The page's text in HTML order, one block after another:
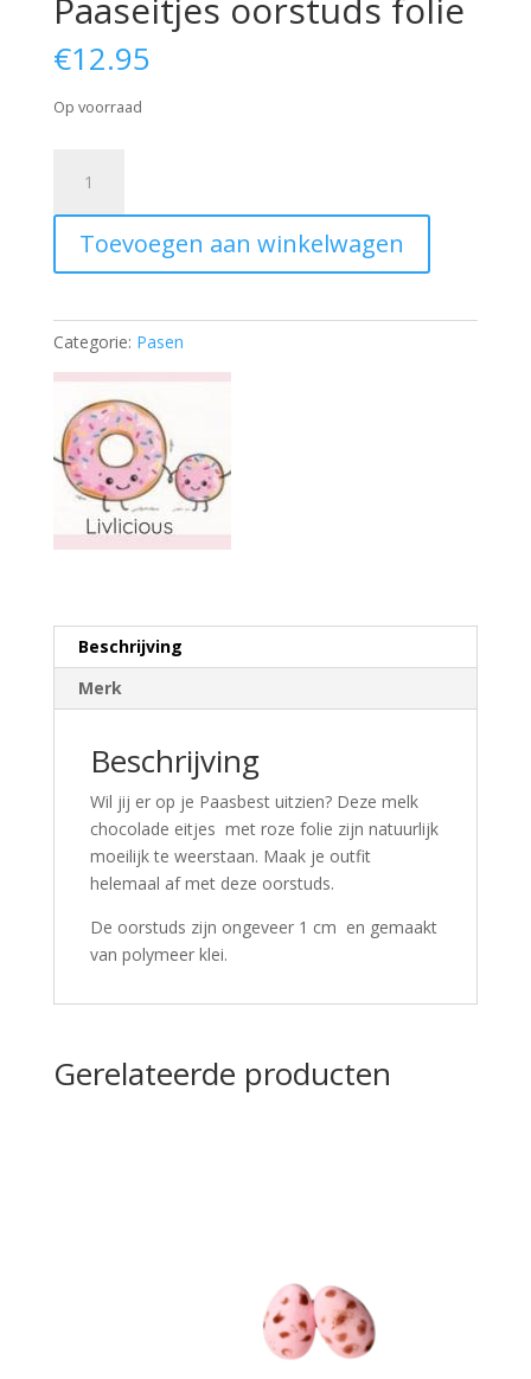
Paaseitjes oorstuds folie
€12.95
Op voorraad
oorstuds
folie
aantalToevoegen aan winkelwagen
Categorie: Pasen
Beschrijving
Merk
Beschrijving
Wil jij er op je Paasbest uitzien? Deze melk
chocolade eitjes met roze folie zijn natuurlijk
moeilijk te weerstaan. Maak je outfit
helemaal af met deze oorstuds.
De oorstuds zijn ongeveer 1 cm en gemaakt
van polymeer klei.
Gerelateerde producten